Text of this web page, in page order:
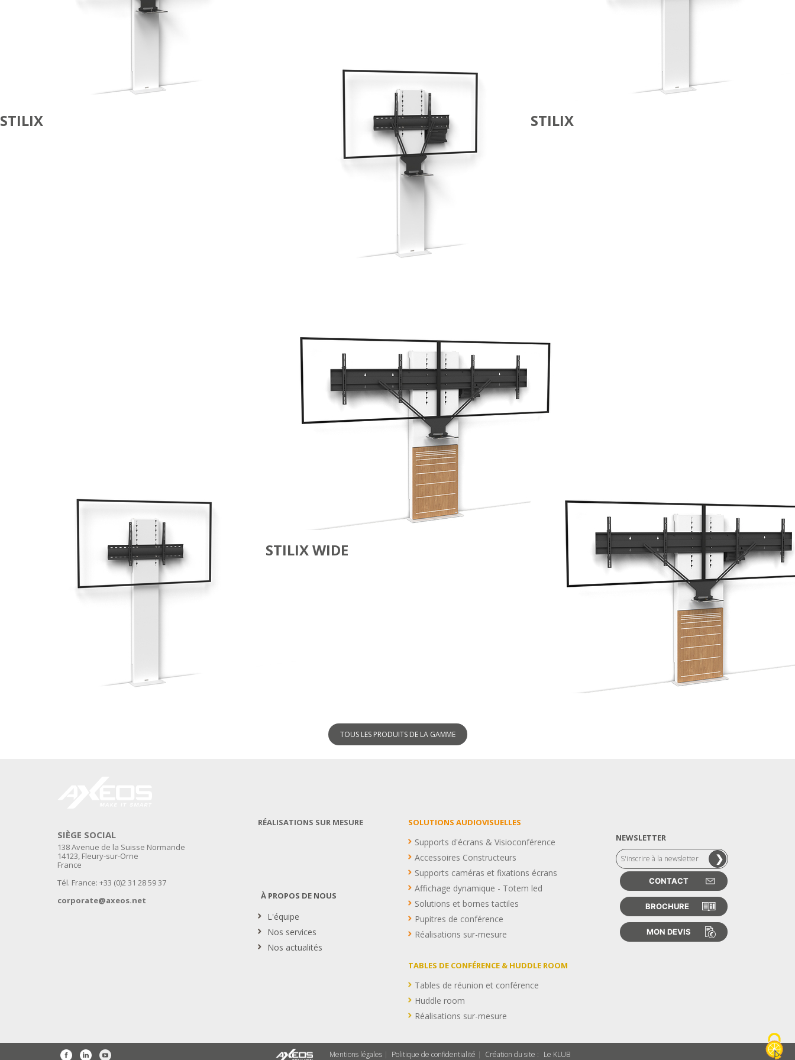
STILIX STILIX
STILIX WIDE
TOUS LES PRODUITS DE LA GAMME
SIÈGE SOCIAL
138 Avenue de la Suisse Normande
14123, Fleury-sur-Orne
France
Tél. France: +33 (0)2 31 28 59 37
corporate@axeos.net
RÉALISATIONS SUR MESURE SOLUTIONS AUDIOVISUELLES
Supports d'écrans & Visioconférence
Accessoires Constructeurs
Supports caméras et fixations écrans
Affichage dynamique - Totem led
Solutions et bornes tactiles
Pupitres de conférence
Réalisations sur-mesure
À PROPOS DE NOUS
L'équipe
Nos services
Nos actualités
TABLES DE CONFÉRENCE & HUDDLE ROOM
Tables de réunion et conférence
Huddle room
Réalisations sur-mesure
NEWSLETTER
CONTACT
BROCHURE
MON DEVIS
Mentions légales Politique de confidentialité Création du site : Le KLUB